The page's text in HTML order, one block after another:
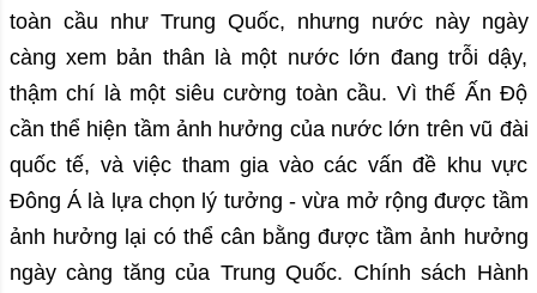
toàn cầu như Trung Quốc, nhưng nước này ngày
càng xem bản thân là một nước lớn đang trỗi dậy,
thậm chí là một siêu cường toàn cầu. Vì thế Ấn Độ
cần thể hiện tầm ảnh hưởng của nước lớn trên vũ đài
quốc tế, và việc tham gia vào các vấn đề khu vực
Đông Á là lựa chọn lý tưởng - vừa mở rộng được tầm
ảnh hưởng lại có thể cân bằng được tầm ảnh hưởng
ngày càng tăng của Trung Quốc. Chính sách Hành